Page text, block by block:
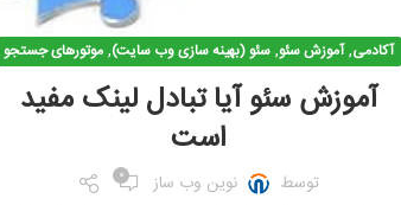
آکادمی,آموزش سئو,سئو (بهینه سازی وب سایت),موتورهای جستجو
آموزش سئو آیا تبادل لینک مفید
است
توسط نوین وب ساز 0